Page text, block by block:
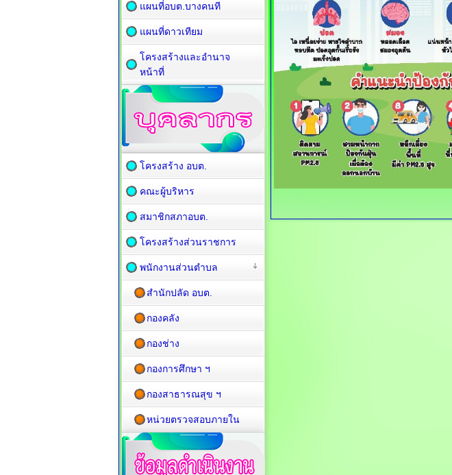
แผนที่อบต.บางคนที
แผนที่ดาวเทียม
โครงสร้างและอำนาจ
หน้าที่
โครงสร้าง อบต.
คณะผู้บริหาร
สมาชิกสภาอบต.
โครงสร้างส่วนราชการ
พนักงานส่วนตำบล
สำนักปลัด อบต.
กองคลัง
กองช่าง
กองการศึกษา ฯ
กองสาธารณสุข ฯ
หน่วยตรวจสอบภายใน